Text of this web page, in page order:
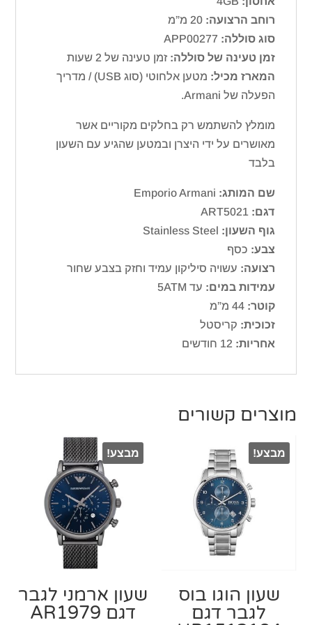
רוחב הרצועה: 20 מ”מ
סוג סוללה:
זמן טעינה של סוללה: זמן טעינה של 2 שעות
המארז מכיל:
מטען אלחוטי (סוג USB) / מדריך
הפעלה של Armani.
מומלץ להשתמש רק בחלקים מקוריים אשר
מאושרים על ידי היצרן ובמטען שהגיע עם השעון
בלבד
שם המותג: Emporio Armani
דגם:
גוף השעון: Stainless Steel
צבע: כסף
רצועה: עשויה סיליקון עמיד וחזק בצבע שחור
עמידות במים: עד 5ATM
קוטר: 44 מ”מ
זכוכית: קריסטל
אחריות:
מוצרים קשורים
מבצע!
שעון הוגו בוס
לגבר דגם
מבצע!
שעון ארמני לגבר
דגם AR1979